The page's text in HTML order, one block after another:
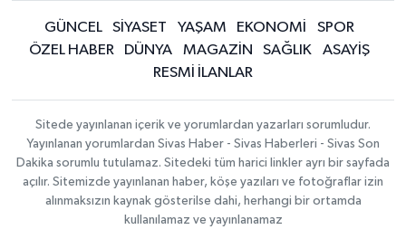
GÜNCEL SİYASET YAŞAM EKONOMİ
SPOR
ÖZEL HABER
DÜNYA MAGAZİN SAĞLIK
ASAYİŞ
RESMİ İLANLAR
Sitede yayınlanan içerik ve yorumlardan yazarları sorumludur.
Yayınlanan yorumlardan Sivas Haber - Sivas Haberleri - Sivas Son
Dakika sorumlu tutulamaz. Sitedeki tüm harici linkler ayrı bir sayfada
açılır. Sitemizde yayınlanan haber, köşe yazıları ve fotoğraflar izin
alınmaksızın kaynak gösterilse dahi, herhangi bir ortamda
kullanılamaz ve yayınlanamaz